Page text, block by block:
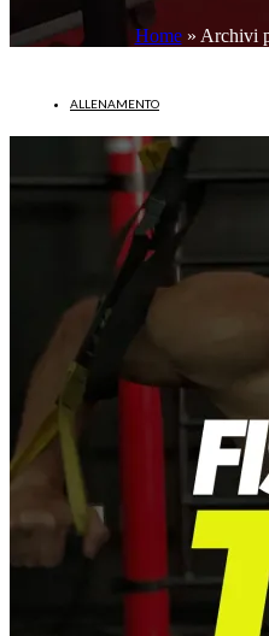
Home» Archivi
ALLENAMENTO